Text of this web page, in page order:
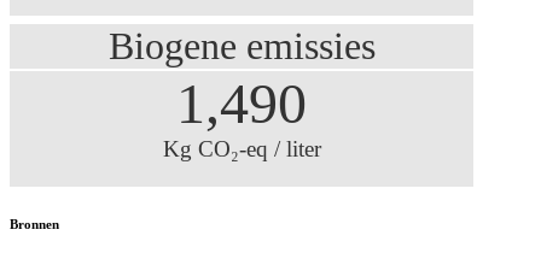
Biogene emissies
1,490
Kg CO₂-eq / liter
Bronnen